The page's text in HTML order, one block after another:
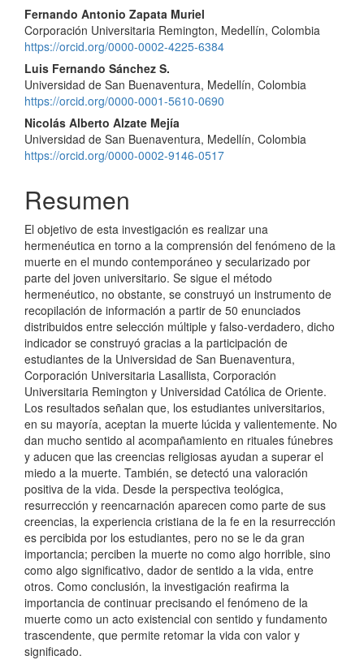
Contenido
principal
del
artículo
Fernando Antonio Zapata Muriel
Corporación Universitaria Remington, Medellín, Colombia
https://orcid.org/0000-0002-4225-6384
Luis Fernando Sánchez S.
Universidad de San Buenaventura, Medellín, Colombia
https://orcid.org/0000-0001-5610-0690
Nicolás Alberto Alzate Mejía
Universidad de San Buenaventura, Medellín, Colombia
https://orcid.org/0000-0002-9146-0517
Resumen
El objetivo de esta investigación es realizar una
hermenéutica en torno a la comprensión del fenómeno de la
muerte en el mundo contemporáneo y secularizado por
parte del joven universitario. Se sigue el método
hermenéutico, no obstante, se construyó un instrumento de
recopilación de información a partir de 50 enunciados
distribuidos entre selección múltiple y falso-verdadero, dicho
indicador se construyó gracias a la participación de
estudiantes de la Universidad de San Buenaventura,
Corporación Universitaria Lasallista, Corporación
Universitaria Remington y Universidad Católica de Oriente.
Los resultados señalan que, los estudiantes universitarios,
en su mayoría, aceptan la muerte lúcida y valientemente. No
dan mucho sentido al acompañamiento en rituales fúnebres
y aducen que las creencias religiosas ayudan a superar el
miedo a la muerte. También, se detectó una valoración
positiva de la vida. Desde la perspectiva teológica,
resurrección y reencarnación aparecen como parte de sus
creencias, la experiencia cristiana de la fe en la resurrección
es percibida por los estudiantes, pero no se le da gran
importancia; perciben la muerte no como algo horrible, sino
como algo significativo, dador de sentido a la vida, entre
otros. Como conclusión, la investigación reafirma la
importancia de continuar precisando el fenómeno de la
muerte como un acto existencial con sentido y fundamento
trascendente, que permite retomar la vida con valor y
significado.